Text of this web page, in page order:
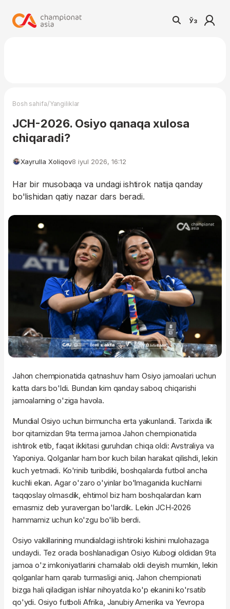
Ўз
Bosh sahifa/Yangiliklar
JCH-2026. Osiyo qanaqa xulosa
chiqaradi?
Xayrulla Xoliqov8 iyul 2026, 16:12
Har bir musobaqa va undagi ishtirok natija qanday
bo'lishidan qatiy nazar dars beradi.
Jahon chempionatida qatnashuv ham Osiyo jamoalari uchun
katta dars bo'ldi. Bundan kim qanday saboq chiqarishi
jamoalarning o'ziga havola.
Mundial Osiyo uchun birmuncha erta yakunlandi. Tarixda ilk
bor qitamizdan 9ta terma jamoa Jahon chempionatida
ishtirok etib, faqat ikkitasi guruhdan chiqa oldi: Avstraliya va
Yaponiya. Qolganlar ham bor kuch bilan harakat qilishdi, lekin
kuch yetmadi. Ko'rinib turibdiki, boshqalarda futbol ancha
kuchli ekan. Agar o'zaro o'yinlar bo'lmaganida kuchlarni
taqqoslay olmasdik, ehtimol biz ham boshqalardan kam
emasmiz deb yuravergan bo'lardik. Lekin JCH-2026
hammamiz uchun ko'zgu bo'lib berdi.
Osiyo vakillarining mundialdagi ishtiroki kishini mulohazaga
undaydi. Tez orada boshlanadigan Osiyo Kubogi oldidan 9ta
jamoa o'z imkoniyatlarini chamalab oldi deyish mumkin, lekin
qolganlar ham qarab turmasligi aniq. Jahon chempionati
bizga hali qiladigan ishlar nihoyatda ko'p ekanini ko'rsatib
qo'ydi. Osiyo futboli Afrika, Janubiy Amerika va Yevropa